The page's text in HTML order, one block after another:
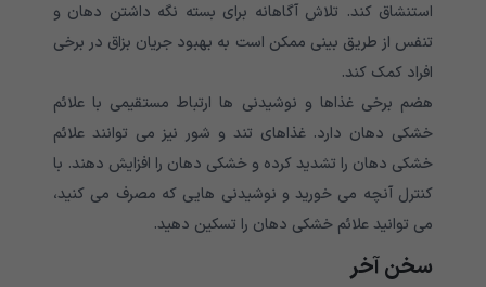
استنشاق کند. تلاش آگاهانه برای بسته نگه داشتن دهان و
تنفس از طریق بینی ممکن است به بهبود جریان بزاق در برخی
افراد کمک کند.
هضم برخی غذاها و نوشیدنی ها ارتباط مستقیمی با علائم
خشکی دهان دارد. غذاهای تند و شور نیز می توانند علائم
خشکی دهان را تشدید کرده و خشکی دهان را افزایش دهند. با
کنترل آنچه می خورید و نوشیدنی هایی که مصرف می کنید،
می توانید علائم خشکی دهان را تسکین دهید.
سخن آخر